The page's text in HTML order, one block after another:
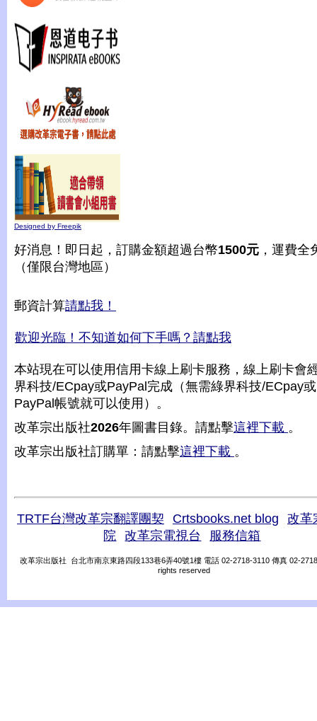
Designed by Freepik
好消息！即日起，訂購金額超過台幣1500元 ，運費全
（僅限台灣地區）
郵資計算請點我！
歡迎光臨！不知道如何下手嗎？請點我
本站現在可以使用信用卡線上刷卡服務，線上刷卡會
界科技/ECpay或PayPal完成（無需綠界科技/ECpay或
PayPal帳號就可以使用）。
改革宗出版社2026年圖書目錄。請點擊這裡下載 。
改革宗出版社訂購單：請點擊這裡下載 。
TRTF台灣改革宗翻譯團契 Crtsbooks.net blog
改革
院
改革宗電視台 服務信箱
改革宗出版社 台北市南京東路四段133巷6弄40號1樓 電話 02-2718-3110 傳真 02-
rights reserved